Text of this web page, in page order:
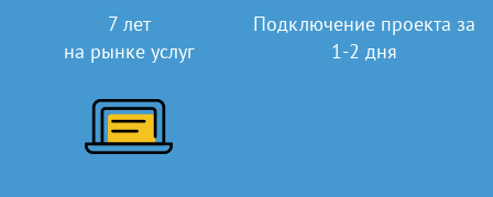
7 лет
на рынке услуг
Подключение проекта за
1-2 дня